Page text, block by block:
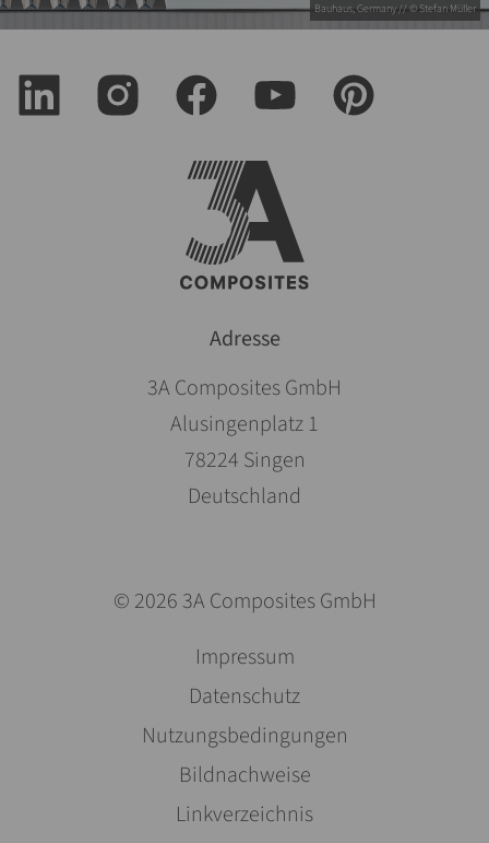
Bauhaus, Germany // © Stefan Müller
Adresse
3A Composites GmbH
Alusingenplatz 1
78224 Singen
Deutschland
© 2026 3A Composites GmbH
nawigacje
Impressum
Datenschutz
Nutzungsbedingungen
Bildnachweise
Linkverzeichnis